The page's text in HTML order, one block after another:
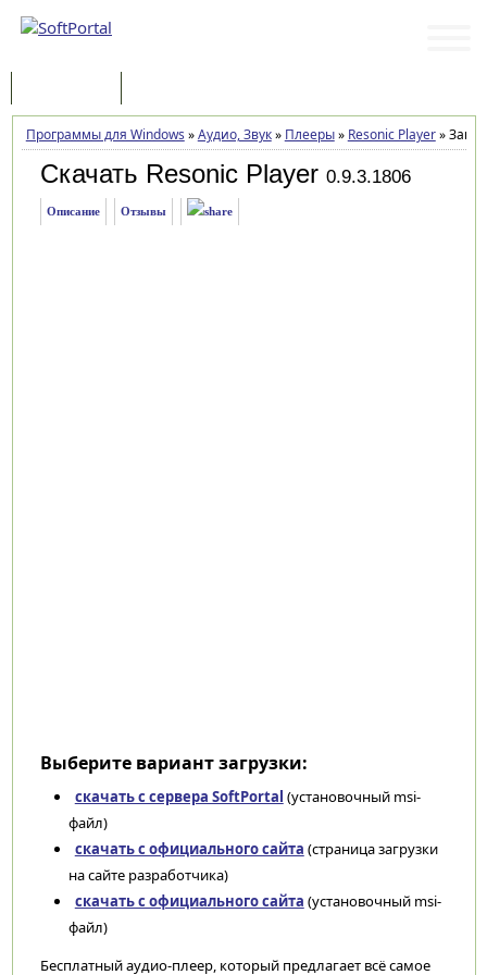
Программы для Windows »Аудио, Звук» Плееры» Resonic Player»
Скачать Resonic Player 0.9.3.1806
Описание Отзывы
Выберите вариант загрузки:
скачать с сервера SoftPortal (установочный msi-
файл)
скачать с официального сайта (страница загрузки
на сайте разработчика)
скачать с официального сайта (установочный msi-
файл)
Бесплатный аудио-плеер, который предлагает всё самое